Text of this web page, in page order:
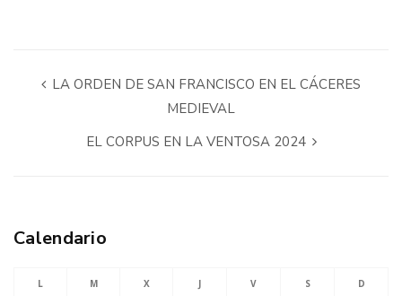
LA ORDEN DE SAN FRANCISCO EN EL CÁCERES
MEDIEVAL
EL CORPUS EN LA VENTOSA 2024
Calendario
L M X J V S D